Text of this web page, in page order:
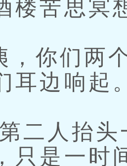
楼苦思冥
你们两
耳边响起
人抬头
只是一时